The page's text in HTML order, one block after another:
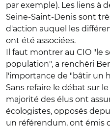
par exemple). Les liens à
Seine-Saint-Denis sont
d'action auquel les
ont été associées.
Il faut montrer au CIO "le
population", a renchéri
l'importance de "bâtir un
Sans refaire le débat sur
majorité des élus ont
écologistes, opposés
un référendum, ont émis